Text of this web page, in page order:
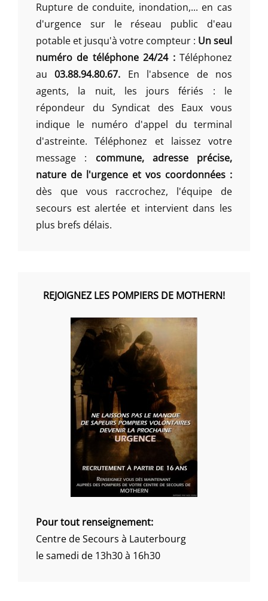
Rupture de conduite, inondation,... en cas
d'urgence sur le réseau public d'eau
potable et jusqu'à votre compteur : Un seul
numéro de téléphone 24/24 :Téléphonez
au03.88.94.80.67. En l'absence de nos
agents, la nuit, les jours fériés : le
répondeur du Syndicat des Eaux vous
indique le numéro d'appel du terminal
d'astreinte. Téléphonez et laissez votre
message : commune, adresse précise,
nature de l'urgence et vos coordonnées :
dès que vous raccrochez, l'équipe de
secours est alertée et intervient dans les
plus brefs délais.
REJOIGNEZ LES POMPIERS DE MOTHERN!
Pour tout renseignement:
Centre de Secours à Lauterbourg
le samedi de 13h30 à 16h30